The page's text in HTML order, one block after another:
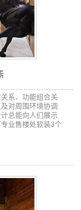
系、功能组合关
对周围环境协调
总能向人们展示
业售楼处软装3个